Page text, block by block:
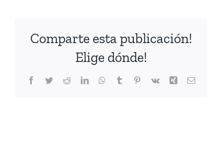
Comparte esta publicación!
Elige dónde!
Facebook
TwitterRedditLinkedInWhatsApp
TumblrPinterest
Vk Xing Correo